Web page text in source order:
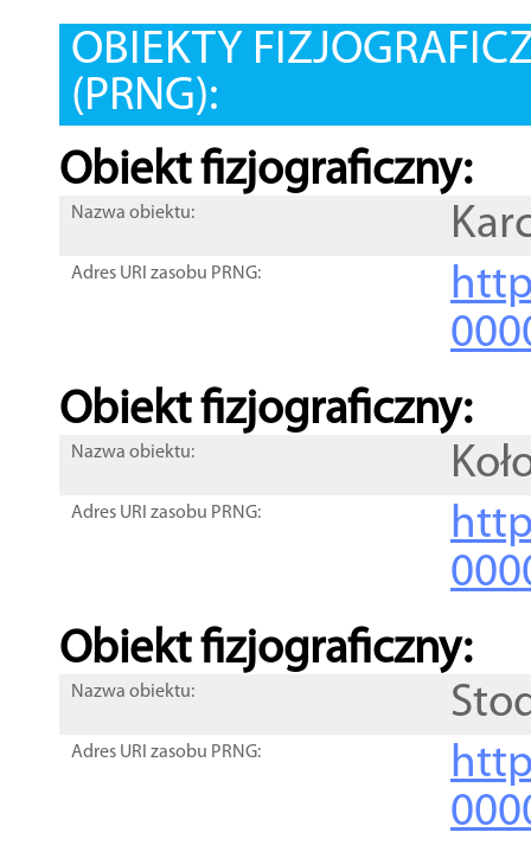
OBIEKTY
(PRNG):
Obiekt fizjograficzny:
Nazwa obiektu:
Adres URI zasobu PRNG:
Obiekt fizjograficzny:
Nazwa obiektu:
Adres URI zasobu PRNG:
Obiekt fizjograficzny:
Nazwa obiektu:
Adres URI zasobu PRNG: